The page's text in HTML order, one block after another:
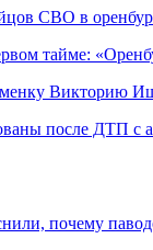
СВО в
тайме:
Викторию
после ДТП с
почему